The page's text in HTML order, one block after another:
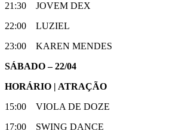
21:30 JOVEM DEX
22:00 LUZIEL
23:00 KAREN MENDES
SÁBADO – 22/04
HORÁRIO | ATRAÇÃO
15:00 VIOLA DE DOZE
17:00 SWING DANCE